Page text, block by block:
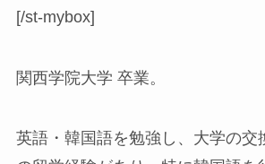
[/st-mybox]
関西学院大学 卒業。
英語・韓国語を勉強し、大学の交